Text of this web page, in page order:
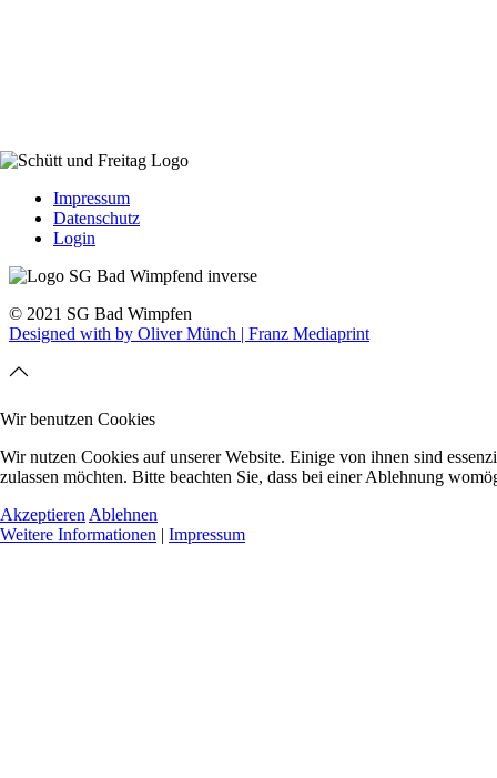
Impressum
Datenschutz
Login
© 2021 SG Bad Wimpfen
Designed with by Oliver Münch | Franz Mediaprint
Wir benutzen Cookies
Wir nutzen Cookies auf unserer Website. Einige von ihnen sind
zulassen möchten. Bitte beachten Sie, dass bei einer Ablehnung
Akzeptieren Ablehnen
Weitere Informationen | Impressum